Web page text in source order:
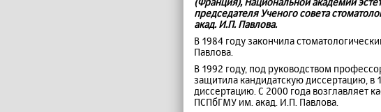
председателя Ученого совета
акад. И.П. Павлова.
В 1984 году закончила
Павлова.
В 1992 году, под руководством
защитила кандидатскую диссертацию, в
диссертацию. С 2000 года возглавляет
ПСПбГМУ им. акад. И.П. Павлова.